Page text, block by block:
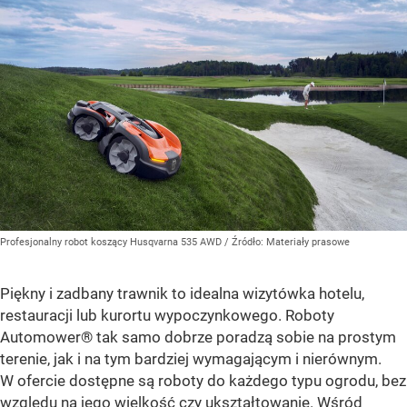
Profesjonalny robot koszący Husqvarna 535 AWD / Źródło: Materiały prasowe
Piękny i zadbany trawnik to idealna wizytówka hotelu,
restauracji lub kurortu wypoczynkowego. Roboty
Automower® tak samo dobrze poradzą sobie na prostym
terenie, jak i na tym bardziej wymagającym i nierównym.
W ofercie dostępne są roboty do każdego typu ogrodu, bez
względu na jego wielkość czy ukształtowanie. Wśród